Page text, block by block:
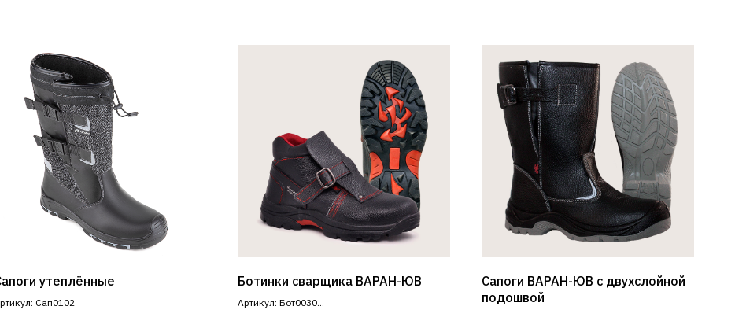
утеплённые
Сап0102
Ботинки сварщика ВАРАН-ЮВ
Артикул: Бот0030
Сапоги ВАРАН-ЮВ с двухслойной
подошвой